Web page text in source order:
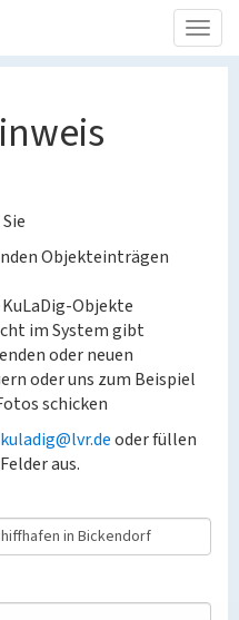
Objekteinträgen
Objekte
im System gibt
oder neuen
oder uns zum Beispiel
schicken
kuladig@lvr.deoder füllen
aus.